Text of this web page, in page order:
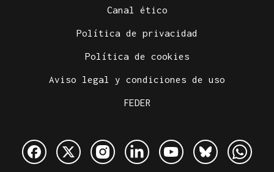
Canal ético
Política de privacidad
Política de cookies
Aviso legal y condiciones de uso
FEDER